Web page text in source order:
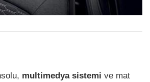
multimedya sistemi ve mat